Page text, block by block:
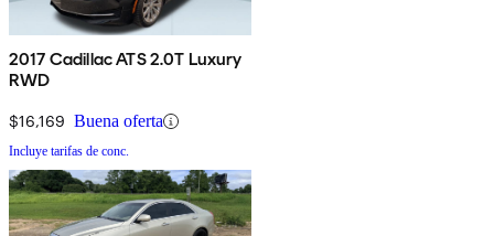
2017 Cadillac ATS 2.0T Luxury
RWD
$16,169 Buena oferta
Incluye tarifas de conc.